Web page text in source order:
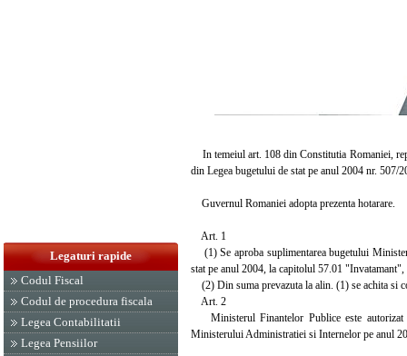
Legaturi rapide
Codul Fiscal
Codul de procedura fiscala
Legea Contabilitatii
Legea Pensiilor
In temeiul art. 108 din Constitutia Romaniei,
din Legea bugetului de stat pe anul 2004 nr.
Guvernul Romaniei adopta prezenta hotarare.
Art. 1
(1) Se aproba suplimentarea bugetului
stat pe anul 2004, la capitolul 57.01
(2) Din suma prevazuta la alin. (1) se achita si
Art. 2
Ministerul Finantelor Publice este autorizat
Ministerului Administratiei si Internelor pe anul